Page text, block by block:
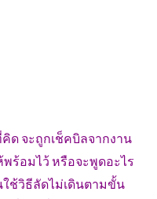
ด จะถูกเช็คบิลจากงาน
พร้อมไว้ หรือจะพูดอะไร
ใช้วิธีลัดไม่เดินตามขั้น